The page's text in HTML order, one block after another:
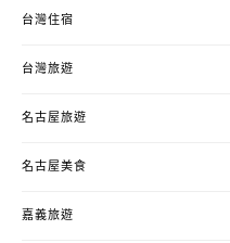
台灣住宿
台灣旅遊
名古屋旅遊
名古屋美食
嘉義旅遊